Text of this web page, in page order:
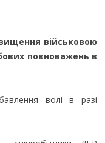
військовою
повноважень в
волі в разі